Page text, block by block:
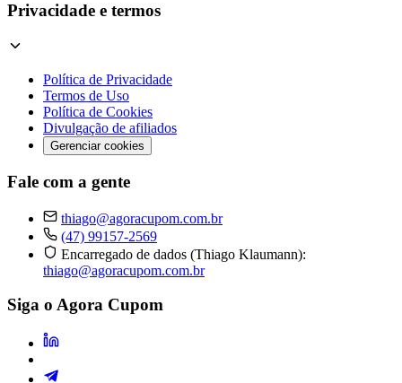
Privacidade e termos
Política de Privacidade
Termos de Uso
Política de Cookies
Divulgação de afiliados
Gerenciar cookies
Fale com a gente
thiago@agoracupom.com.br
(47) 99157-2569
Encarregado de dados (Thiago Klaumann):
thiago@agoracupom.com.br
Siga o Agora Cupom